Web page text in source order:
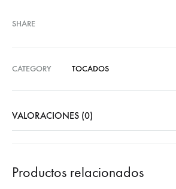
SHARE
CATEGORY TOCADOS
VALORACIONES (0)
Productos relacionados